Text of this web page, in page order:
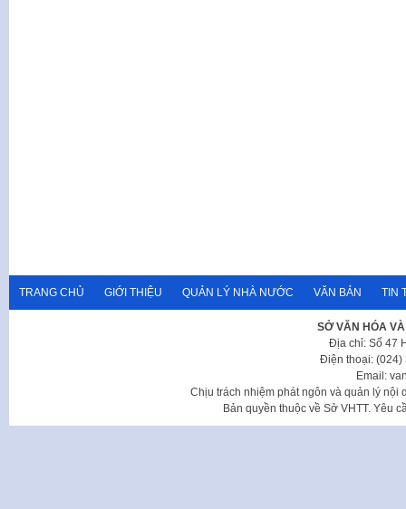
TRANG CHỦ GIỚI THIỆU QUẢN LÝ NHÀ NƯỚC VĂN BẢN TIN
SỞ VĂN HÓA
Địa chỉ: Số 47
Điện thoại: (024)
Email:
Chịu trách nhiệm phát ngôn và quản lý nội
Bản quyền thuộc về Sở VHTT. Yêu